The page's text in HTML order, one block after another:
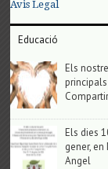
Avis Legal
Educació
Els
Els dies
gener,
Angel